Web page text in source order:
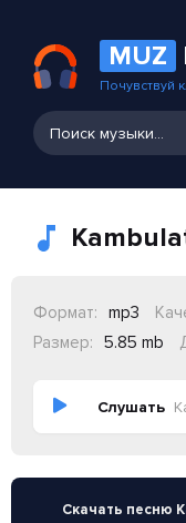
MUZ
Почувствуй
Формат: mp3
Размер:
5.85 mb
Слушать
Скачать песню